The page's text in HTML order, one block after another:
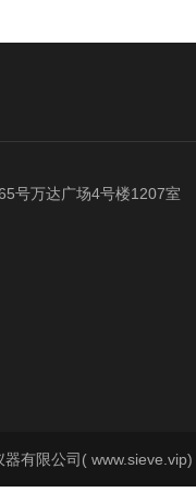
号万达广场4号楼1207室
器有限公司(